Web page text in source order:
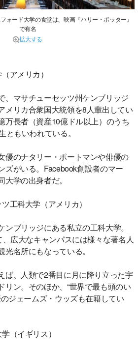
ォード大学の食堂は、映画『ハリー・ポッター』
で有名
拡大する
アメリカ）
、マサチューセッツ州ケンブリッジ
メリカ合衆国大統領を8人輩出してい
万長者（資産10億ドル以上）のうち
もいわれている。
優のナタリー・ポートマンや俳優の
ズがいる。Facebook創設者のマー
学の出身者だ。
工科大学（アメリカ）
ブリッジにある私立の工科大学。
広大なキャンパスには様々な著名人
名所にもなっている。
ば、人類で2番目に月に降り立った宇
リン。そのほか、“世界で最も頭のい
ジェームズ・ウッズも在籍してい
（イギリス）